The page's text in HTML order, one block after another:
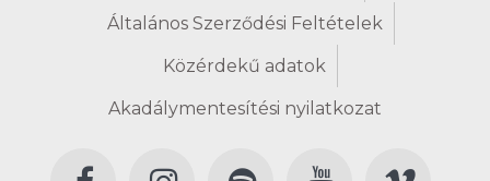
Általános Szerződési Feltételek
Közérdekű adatok
Akadálymentesítési nyilatkozat